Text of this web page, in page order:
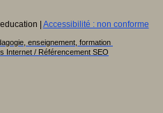
| Accessibilité : non conforme
enseignement, formation
Internet / Référencement SEO